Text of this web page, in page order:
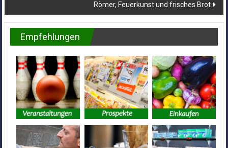
Römer, Feuerkunst und frisches Brot
Empfehlungen